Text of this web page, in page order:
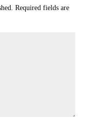
Required fields are